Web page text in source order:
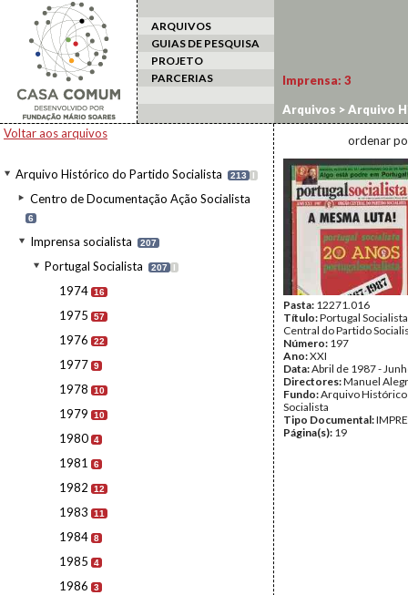
ARQUIVOS
GUIAS DE PESQUISA
PROJETO
PARCERIAS
Voltar aos arquivos
Arquivo Histórico do Partido Socialista 213 I
Centro de Documentação Ação Socialista
6
Imprensa socialista 207
Portugal Socialista 207 I
1974 16
1975 57
1976 22
1977 9
1978 10
1979 10
1980 4
1981 6
1982 12
1983 11
1984 8
1985 4
1986 3
Imprensa: 3
Arquivos >Arquivo
ordenar
Pasta: 12271.016
Título:Portugal
Central do Partido
Número: 197
Ano:XXI
Data:Abril de 1987 -
Directores:Manuel
Fundo:Arquivo
Socialista
Tipo Documental:
Página(s): 19